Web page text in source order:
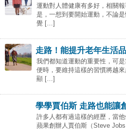
運動對人體健康有多好，相關
是，一想到要開始運動，不論
覺 […]
走路！能提升老年生活
我們都知道運動的重要性，可
便時，要維持這樣的習慣將越
顯 […]
學學賈伯斯 走路也能讓
許多人都有過這樣的經歷，當
蘋果創辦人賈伯斯（Steve